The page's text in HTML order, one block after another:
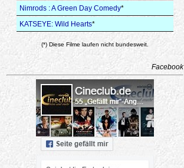
Nimrods : A Green Day Comedy*
KATSEYE: Wild Hearts*
(*) Diese Filme laufen nicht bundesweit.
Facebook